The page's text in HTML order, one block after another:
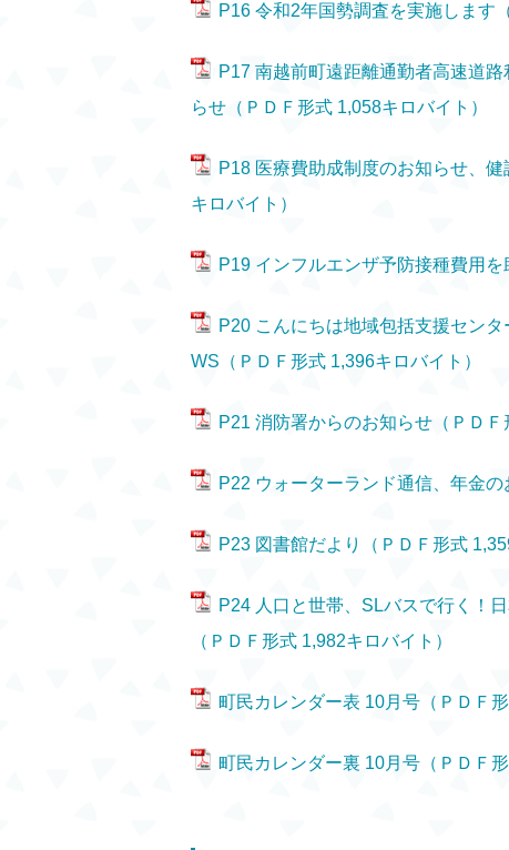
P16 令和2年国勢調査を実施します
P17 南越前町遠距離通勤者高速道
らせ（ＰＤＦ形式 1,058キロバイト）
P18 医療費助成制度のお知らせ、
キロバイト）
P19 インフルエンザ予防接種費用
P20 こんにちは地域包括支援セン
WS（ＰＤＦ形式 1,396キロバイト）
P21 消防署からのお知らせ（ＰＤＦ
P22 ウォーターランド通信、年金
P23 図書館だより（ＰＤＦ形式
P24 人口と世帯、SLバスで行く！
（ＰＤＦ形式 1,982キロバイト）
町民カレンダー表 10月号（ＰＤＦ
町民カレンダー裏 10月号（ＰＤＦ